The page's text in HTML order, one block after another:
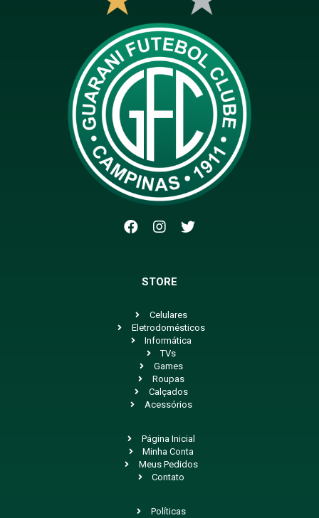
STORE
Celulares
Eletrodomésticos
Informática
TVs
Games
Roupas
Calçados
Acessórios
Página Inicial
Minha Conta
Meus Pedidos
Contato
Políticas